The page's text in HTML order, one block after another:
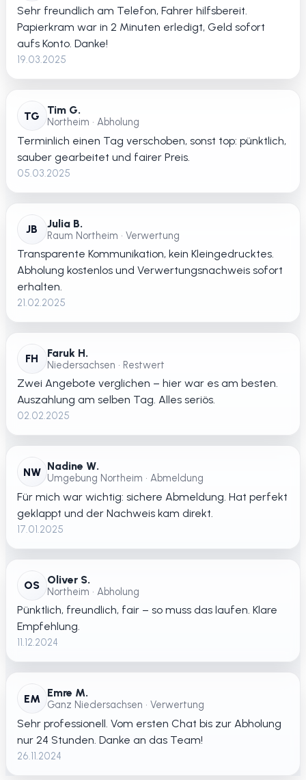
Sehr freundlich am Telefon, Fahrer hilfsbereit.
Papierkram war in 2 Minuten erledigt, Geld sofort
aufs Konto. Danke!
19.03.2025
TG Tim G.
Northeim • Abholung
Terminlich einen Tag verschoben, sonst top: pünktlich,
sauber gearbeitet und fairer Preis.
05.03.2025
JB Julia B.
Raum Northeim • Verwertung
Transparente Kommunikation, kein Kleingedrucktes.
Abholung kostenlos und Verwertungsnachweis sofort
erhalten.
21.02.2025
FH Faruk H.
Niedersachsen • Restwert
Zwei Angebote verglichen – hier war es am besten.
Auszahlung am selben Tag. Alles seriös.
02.02.2025
NW Nadine W.
Umgebung Northeim • Abmeldung
Für mich war wichtig: sichere Abmeldung. Hat perfekt
geklappt und der Nachweis kam direkt.
17.01.2025
OS Oliver S.
Northeim • Abholung
Pünktlich, freundlich, fair – so muss das laufen. Klare
Empfehlung.
11.12.2024
EM Emre M.
Ganz Niedersachsen • Verwertung
Sehr professionell. Vom ersten Chat bis zur Abholung
nur 24 Stunden. Danke an das Team!
26.11.2024